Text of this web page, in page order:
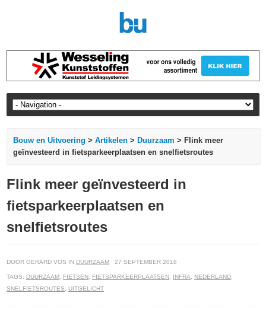
Bouw en Uitvoering >Artikelen > Duurzaam > Flink meer
geïnvesteerd in fietsparkeerplaatsen en snelfietsroutes
Flink meer geïnvesteerd in
fietsparkeerplaatsen en
snelfietsroutes
DOOR GERARD VOS IN DUURZAAM · 27 SEPTEMBER 2018
TAGS: DUURZAAM, FIETSEN, FIETSPARKEERPLAATSEN, INFRA, NEDERLAND,
SNELFIETSROUTES,UITGELICHT